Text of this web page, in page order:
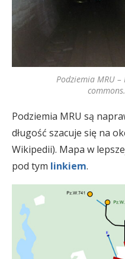
Podziemia MRU
Podziemia MRU są
długość szacuje się na
Wikipedii). Mapa w
pod tym linkiem.